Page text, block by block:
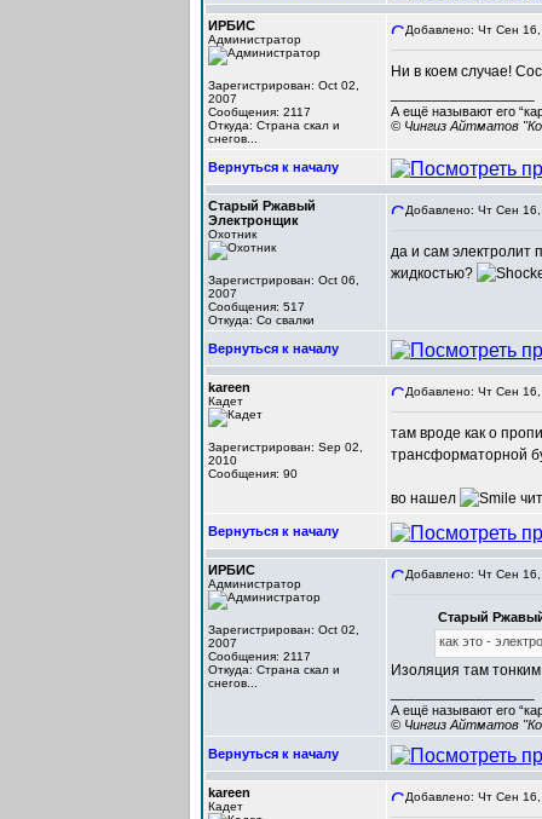
ИРБИС
Администратор
Зарегистрирован: Oct 02,
2007
Сообщения: 2117
Откуда: Cтрана скал и
снегов...
Добавлено: Чт Сен
Ни в коем случае!
А ещё называют его
© Чингиз Айтматов
Вернуться к началу
Старый Ржавый
Электронщик
Охотник
Зарегистрирован: Oct 06,
2007
Сообщения: 517
Откуда: Со свалки
Добавлено: Чт Сен
да и сам электролит
жидкостью?
Вернуться к началу
kareen
Кадет
Зарегистрирован: Sep 02,
2010
Сообщения: 90
Добавлено: Чт Сен
там вроде как о
трансформаторной
во нашел
Вернуться к началу
ИРБИС
Администратор
Зарегистрирован: Oct 02,
2007
Сообщения: 2117
Откуда: Cтрана скал и
снегов...
Добавлено: Чт Сен
Старый
как это -
Изоляция там
А ещё называют его
© Чингиз Айтматов
Вернуться к началу
kareen
Кадет
Добавлено: Чт Сен